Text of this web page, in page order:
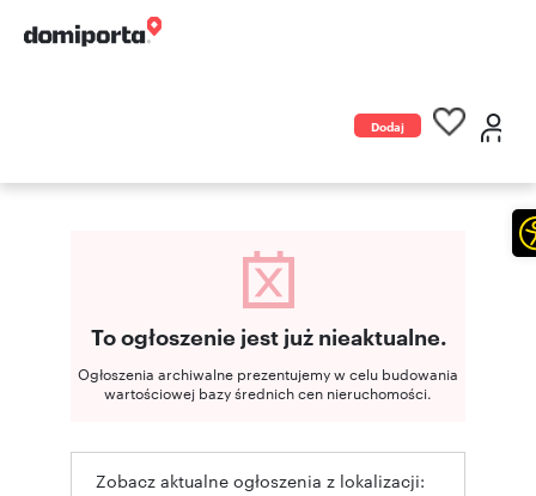
Dodaj
To ogłoszenie jest już nieaktualne.
Ogłoszenia archiwalne prezentujemy w celu budowania
wartościowej bazy średnich cen nieruchomości.
Zobacz aktualne ogłoszenia z lokalizacji: